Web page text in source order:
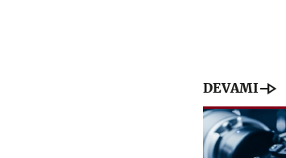
DEVAMI line_end_arrow